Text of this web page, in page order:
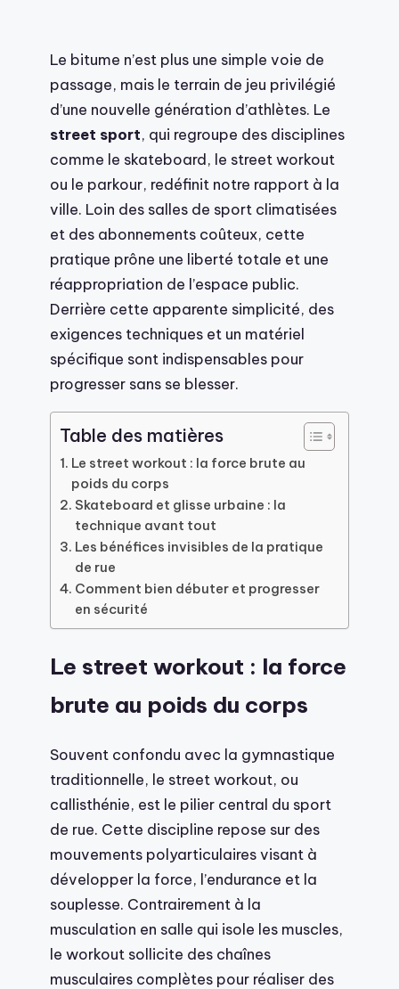
Le bitume n’est plus une simple voie de
passage, mais le terrain de jeu privilégié
d’une nouvelle génération d’athlètes. Le
street sport, qui regroupe des disciplines
comme le skateboard, le street workout
ou le parkour, redéfinit notre rapport à la
ville. Loin des salles de sport climatisées
et des abonnements coûteux, cette
pratique prône une liberté totale et une
réappropriation de l’espace public.
Derrière cette apparente simplicité, des
exigences techniques et un matériel
spécifique sont indispensables pour
progresser sans se blesser.
Table des matières
Le street workout : la force brute au
poids du corps
Skateboard et glisse urbaine : la
technique avant tout
Les bénéfices invisibles de la pratique
de rue
Comment bien débuter et progresser
en sécurité
Le street workout : la force
brute au poids du corps
Souvent confondu avec la gymnastique
traditionnelle, le street workout, ou
callisthénie, est le pilier central du sport
de rue. Cette discipline repose sur des
mouvements polyarticulaires visant à
développer la force, l’endurance et la
souplesse. Contrairement à la
musculation en salle qui isole les muscles,
le workout sollicite des chaînes
musculaires complètes pour réaliser des